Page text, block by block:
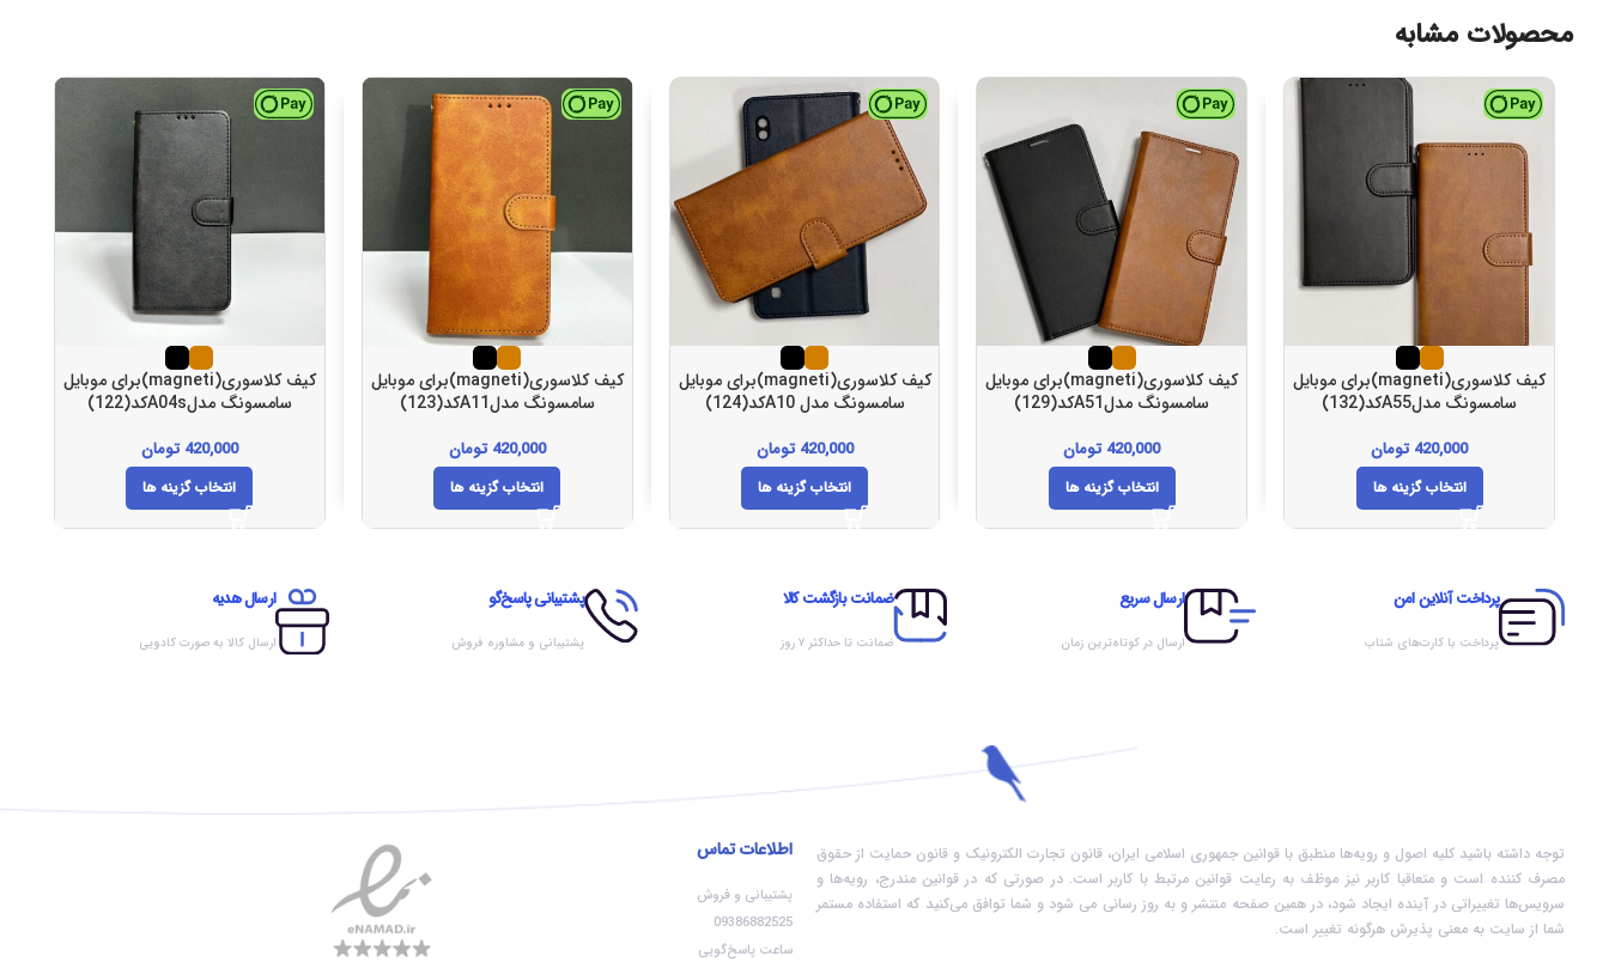
محصولات مشابه
کیف کلاسوری(magneti)برای موبایل
سامسونگ مدلA55کد(132)
420,000 تومان
انتخاب گزینه ها
کیف کلاسوری(magneti)برای موبایل
سامسونگ مدلA51کد(129)
420,000 تومان
انتخاب گزینه ها
کیف کلاسوری(magneti)برای موبایل
سامسونگ مدل A10کد(124)
420,000 تومان
انتخاب گزینه ها
کیف کلاسوری(magneti)برای موبایل
سامسونگ مدلA11کد(123)
420,000 تومان
انتخاب گزینه ها
کیف کلاسوری(magneti)برای موبایل
سامسونگ مدلA04sکد(122)
420,000 تومان
انتخاب گزینه ها
پرداخت آنلاین امن
پرداخت با کارت‌های شتاب
ارسال سریع
ارسال در کوتاه‌ترین زمان
ضمانت بازگشت کالا
ضمانت تا حداکثر ۷ روز
پشتیبانی پاسخ‌گو
پشتیبانی و مشاوره فروش
ارسال هدیه
ارسال کالا به صورت کادویی
توجه داشته باشید کلیه اصول و رویه‏‌ها منطبق با قوانین جمهوری اسلامی ایران، قانون تجارت الکترونیک و قانون حمایت از حقوق
مصرف کننده است و متعاقبا کاربر نیز موظف به رعایت قوانین مرتبط با کاربر است. در صورتی که در قوانین مندرج، رویه‏‌ها و
سرویس‏‌ها تغییراتی در آینده ایجاد شود، در همین صفحه منتشر و به روز رسانی می شود و شما توافق می‏‌کنید که استفاده مستمر
شما از سایت به معنی پذیرش هرگونه تغییر است.
اطلاعات تماس
پشتیبانی و فروش
09386882525
ساعت پاسخ‌گویی